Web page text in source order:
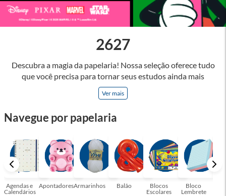
Descubra a magia da papelaria! Nossa seleção oferece tudo
que você precisa para tornar seus estudos ainda mais
inspiradores e produtos que tornarão sua rotina profissional
mais eficiente e agradável. Abrace a arte de escrever,
cores, ideias e possibilidades. Tenha certeza, temos a
encantadora! Seja para estudantes em busca do material
perfeito para suas aulas, profissionais que buscam organizar
seus escritórios, temos tudo que você precisa!
Ver mais
2627
Navegue por papelaria
Agendas e
Calendários
ApontadoresArmarinhos Balão
Blocos
Escolares
Bloco
Lembrete